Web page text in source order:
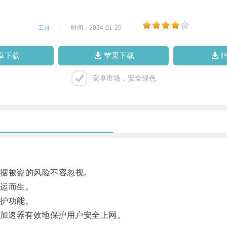
工具 时间：2024-01-20
下载 苹果下载
安卓市场，安全绿色
盗的风险不容忽视。
而生。
功能。
器有效地保护用户安全上网。